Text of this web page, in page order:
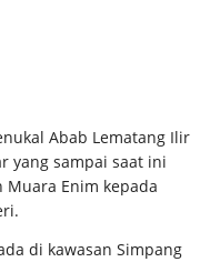
Abab Lematang Ilir
yang sampai saat ini
Enim kepada
di kawasan Simpang